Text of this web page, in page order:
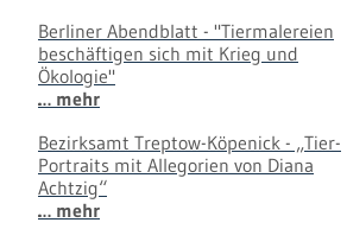
Berliner Abendblatt - "Tiermalereien
beschäftigen sich mit Krieg und
Ökologie"
… mehr
Bezirksamt Treptow-Köpenick - „Tier-
Portraits mit Allegorien von Diana
Achtzig“
… mehr